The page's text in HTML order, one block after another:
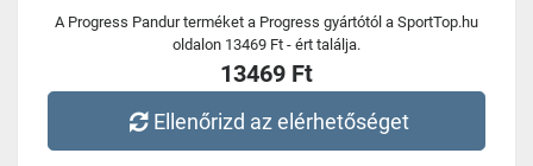
A Progress Pandur terméket a Progress gyártótól a SportTop.hu
oldalon 13469 Ft - ért találja.
13469 Ft
Ellenőrizd az elérhetőséget